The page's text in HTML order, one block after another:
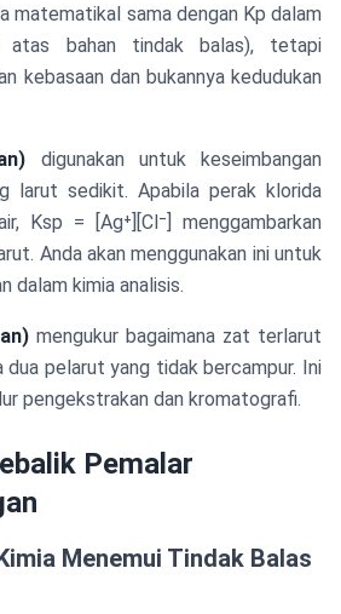
matematikal sama dengan Kp dalam
bahan tindak balas), tetapi
kebasaan dan bukannya kedudukan
digunakan untuk keseimbangan
larut sedikit. Apabila perak klorida
Ksp = [Ag⁺][Cl⁻] menggambarkan
Anda akan menggunakan ini untuk
dalam kimia analisis.
mengukur bagaimana zat terlarut
dua pelarut yang tidak bercampur. Ini
pengekstrakan dan kromatografi.
Pemalar
Menemui Tindak Balas